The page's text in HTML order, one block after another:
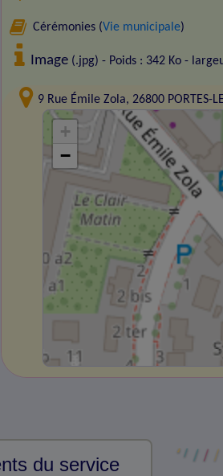
Cérémonies (Vie municipale)
Image (.jpg) - Poids : 342 Ko -
9 Rue Émile Zola, 26800 PORTES-
+
−
du service